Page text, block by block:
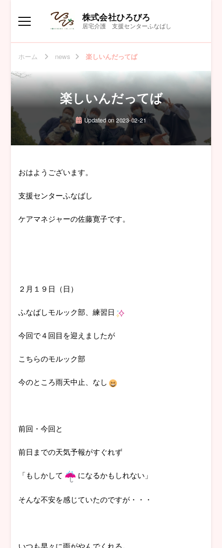
株式会社ひろびろ
居宅介護 支援センターふなばし
ホーム news 楽しいんだってば
楽しいんだってば
Updated on2023-02-21
おはようございます。
支援センターふなばし
ケアマネジャーの佐藤寛子です。
２月１９日（日）
ふなばしモルック部、練習日
今回で４回目を迎えましたが
こちらのモルック部
今のところ雨天中止、なし
前回・今回と
前日までの天気予報がすぐれず
「もしかして になるかもしれない」
そんな不安を感じていたのですが・・・
いつも早々に雨がやんでくれる。